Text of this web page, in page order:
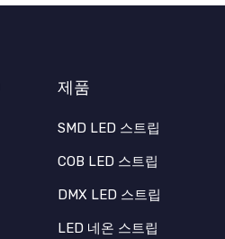
제품
SMD LED 스트립
COB LED 스트립
DMX LED 스트립
LED 네온 스트립